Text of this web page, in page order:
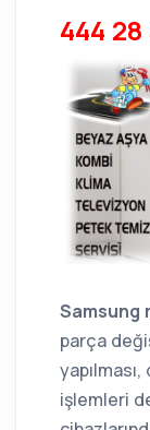
444 28
Samsung
parça
işlemleri